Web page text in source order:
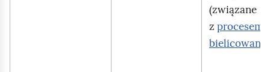
(związane
z procesem
bielicowania